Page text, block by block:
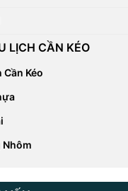
LỊCH CẦN KÉO
Cần Kéo
Nhôm